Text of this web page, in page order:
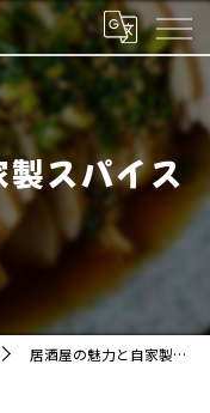
スパイス
居酒屋の魅力と自家製スパイスの調和